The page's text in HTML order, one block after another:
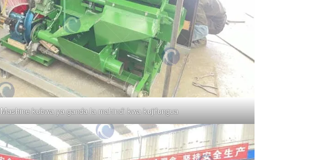
Mashine kubwa ya ganda la mahindi kwa kujifungua